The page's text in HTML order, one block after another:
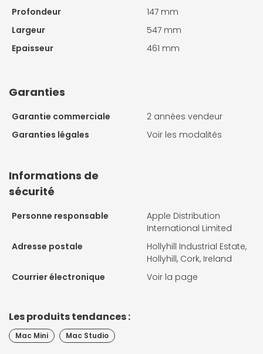
Profondeur
147 mm
Largeur
547 mm
Epaisseur
461 mm
Garanties
Garantie commerciale
2 années vendeur
Garanties légales
Voir les modalités
Informations de
sécurité
Personne responsable
Apple Distribution
International Limited
Adresse postale
Hollyhill Industrial Estate,
Hollyhill, Cork, Ireland
Courrier électronique
Voir la page
Les produits tendances :
Mac Mini Mac Studio